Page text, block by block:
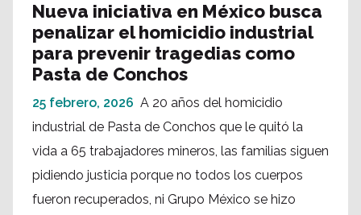
Nueva iniciativa en México busca
penalizar el homicidio industrial
para prevenir tragedias como
Pasta de Conchos
25 febrero, 2026 A 20 años del homicidio
industrial de Pasta de Conchos que le quitó la
vida a 65 trabajadores mineros, las familias siguen
pidiendo justicia porque no todos los cuerpos
fueron recuperados, ni Grupo México se hizo